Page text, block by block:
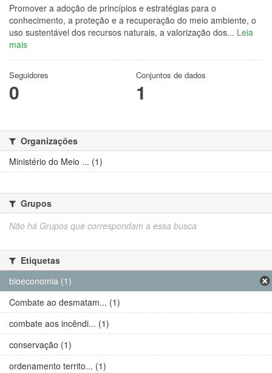
Promover a adoção de princípios e estratégias para o
conhecimento, a proteção e a recuperação do meio ambiente, o
uso sustentável dos recursos naturais, a valorização dos... Leia
mais
Seguidores
0
Conjuntos de dados
1
Organizações
Ministério do Meio ... (1)
Grupos
Não há Grupos que correspondam a essa busca
Etiquetas
bioeconomia (1)
Combate ao desmatam... (1)
combate aos incêndi... (1)
conservação (1)
ordenamento territo... (1)